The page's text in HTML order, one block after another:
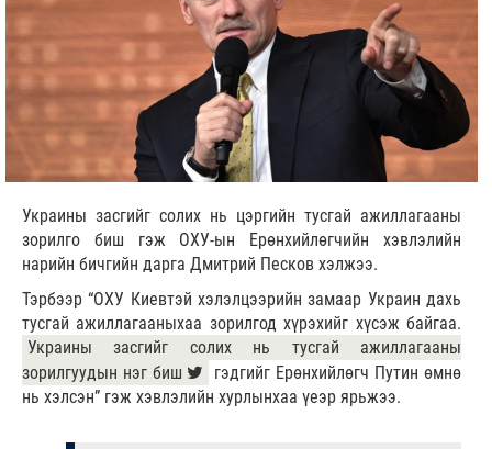
Украины засгийг солих нь цэргийн тусгай ажиллагааны
зорилго биш гэж ОХУ-ын Ерөнхийлөгчийн хэвлэлийн
нарийн бичгийн дарга Дмитрий Песков хэлжээ.
Тэрбээр “ОХУ Киевтэй хэлэлцээрийн замаар Украин дахь
тусгай ажиллагааныхаа зорилгод хүрэхийг хүсэж байгаа.
Украины засгийг солих нь тусгай ажиллагааны
зорилгуудын нэг биш
гэдгийг Ерөнхийлөгч Путин өмнө
нь хэлсэн” гэж хэвлэлийн хурлынхаа үеэр ярьжээ.